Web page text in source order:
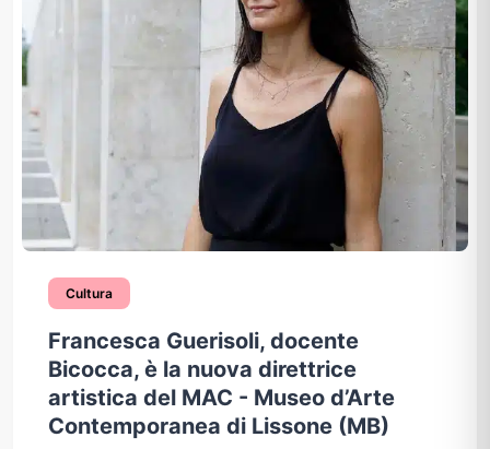
Cultura
Francesca Guerisoli, docente
Bicocca, è la nuova direttrice
artistica del MAC - Museo d’Arte
Contemporanea di Lissone (MB)